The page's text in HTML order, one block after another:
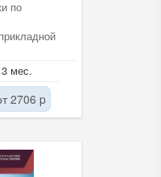
по
мес.
2706 p